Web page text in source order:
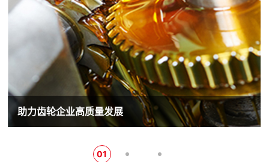
助力齿轮企业高质量发展
01